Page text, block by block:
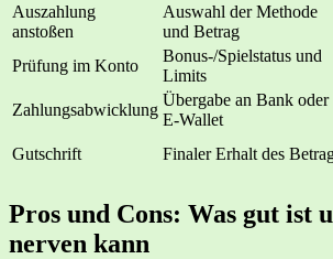
Auszahlung
anstoßen
Auswahl der Methode
und Betrag
Prüfung im Konto
Bonus-/Spielstatus und
Limits
Zahlungsabwicklung
Übergabe an Bank oder
E-Wallet
Gutschrift
Finaler Erhalt des
Pros und Cons: Was gut ist
nerven kann